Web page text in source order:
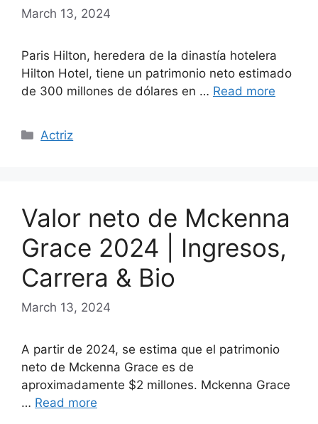
March 13, 2024
Paris Hilton, heredera de la dinastía hotelera
Hilton Hotel, tiene un patrimonio neto estimado
de 300 millones de dólares en … Read more
Categories
Actriz
Valor neto de Mckenna
Grace 2024 | Ingresos,
Carrera & Bio
March 13, 2024
A partir de 2024, se estima que el patrimonio
neto de Mckenna Grace es de
aproximadamente $2 millones. Mckenna Grace
… Read more